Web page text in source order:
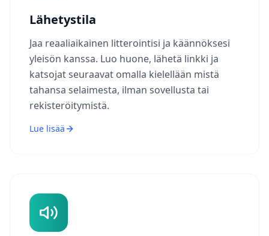
Lähetystila
Jaa reaaliaikainen litterointisi ja käännöksesi
yleisön kanssa. Luo huone, lähetä linkki ja
katsojat seuraavat omalla kielellään mistä
tahansa selaimesta, ilman sovellusta tai
rekisteröitymistä.
Lue lisää